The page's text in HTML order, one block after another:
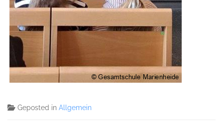
Geposted in Allgemein